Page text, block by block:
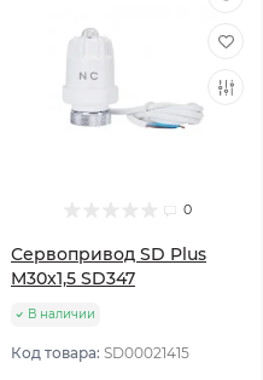
0
Сервопривод SD Plus
M30x1,5 SD347
В наличии
Код товара: SD00021415